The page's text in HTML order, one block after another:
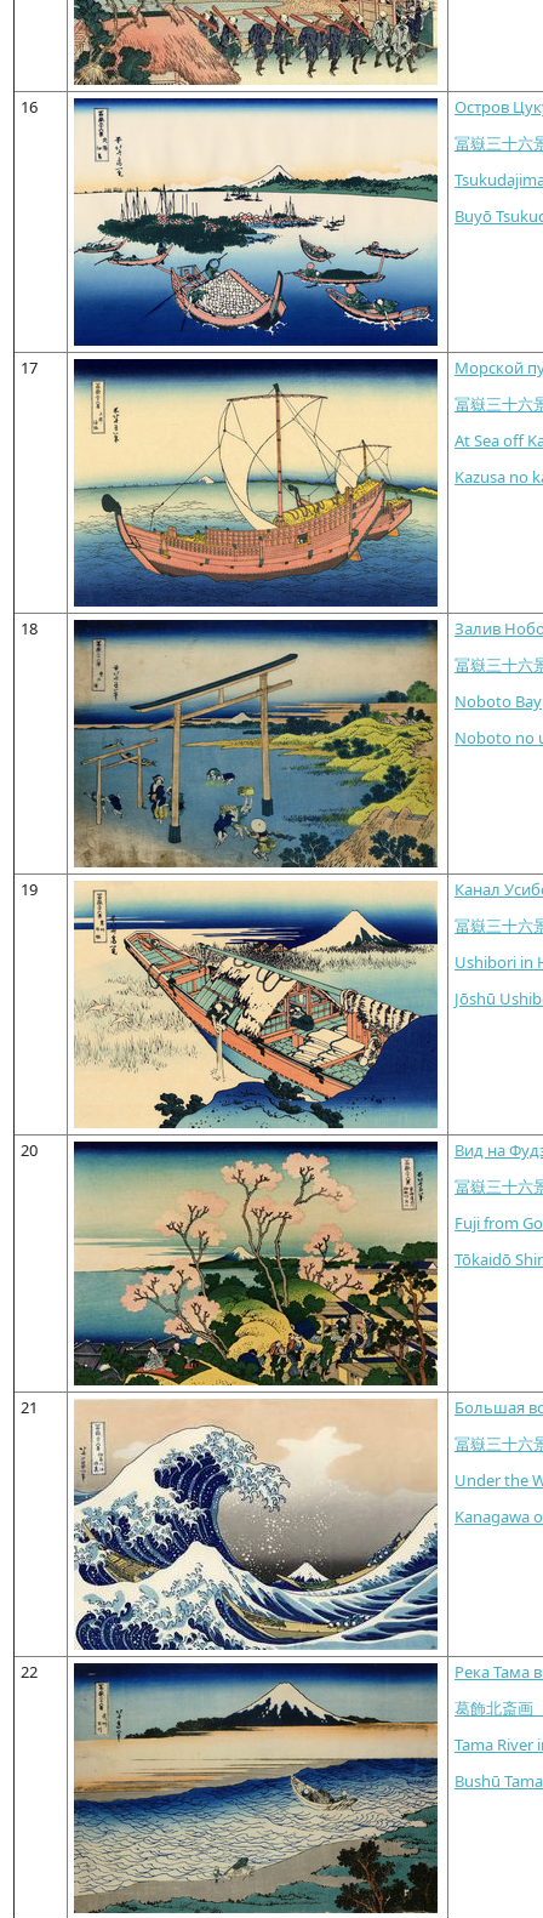
16
Остров
冨嶽三十
Buyō
17
Морской
冨嶽三十
At Sea off
Kazusa no
18
Залив
冨嶽三十
Noboto Bay
Noboto no
19
Канал
冨嶽三十
Ushibori in
Jōshū
20
Вид на
冨嶽三十六
Fuji from
Tōkaidō
21
Большая
冨嶽三十
Under the
Kanagawa
22
Река Тама
葛飾北斎
Tama River
Bushū